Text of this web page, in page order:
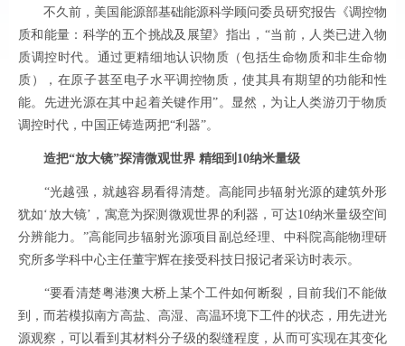
不久前，美国能源部基础能源科学顾问委员研究报告《调控物
质和能量：科学的五个挑战及展望》指出，“当前，人类已进入物
质调控时代。通过更精细地认识物质（包括生命物质和非生命物
质），在原子甚至电子水平调控物质，使其具有期望的功能和性
能。先进光源在其中起着关键作用”。显然，为让人类游刃于物质
调控时代，中国正铸造两把“利器”。
造把“放大镜”探清微观世界 精细到10纳米量级
“光越强，就越容易看得清楚。高能同步辐射光源的建筑外形
犹如‘放大镜’，寓意为探测微观世界的利器，可达10纳米量级空间
分辨能力。”高能同步辐射光源项目副总经理、中科院高能物理研
究所多学科中心主任董宇辉在接受科技日报记者采访时表示。
“要看清楚粤港澳大桥上某个工件如何断裂，目前我们不能做
到，而若模拟南方高盐、高湿、高温环境下工件的状态，用先进光
源观察，可以看到其材料分子级的裂缝程度，从而可实现在其变化